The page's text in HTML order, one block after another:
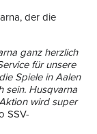
der die
ganz herzlich
für unsere
Spiele in Aalen
sein. Husqvarna
wird super
SSV-